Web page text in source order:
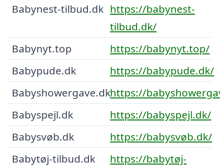
Babynest-tilbud.dk https://babynest-
tilbud.dk/
Babynyt.top
https://babynyt.top/
Babypude.dk
https://babypude.dk/
Babyshowergave.dkhttps://
Babyspejl.dk
https://babyspejl.dk/
Babysvøb.dk
https://babysvøb.dk/
Babytøj-tilbud.dk
https://babytøj-